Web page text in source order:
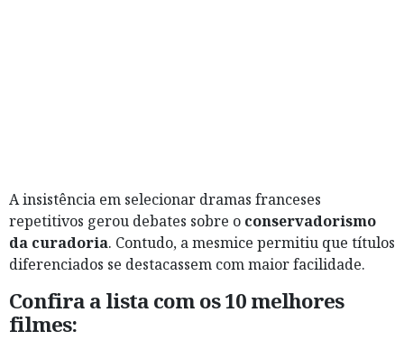
A insistência em selecionar dramas franceses
repetitivos gerou debates sobre o conservadorismo
da curadoria. Contudo, a mesmice permitiu que títulos
diferenciados se destacassem com maior facilidade.
Confira a lista com os 10 melhores
filmes: